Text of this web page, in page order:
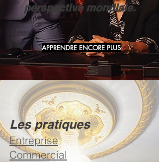
perspective mondiale.
APPRENDRE ENCORE PLUS
Les pratiques
Entreprise
Commercial